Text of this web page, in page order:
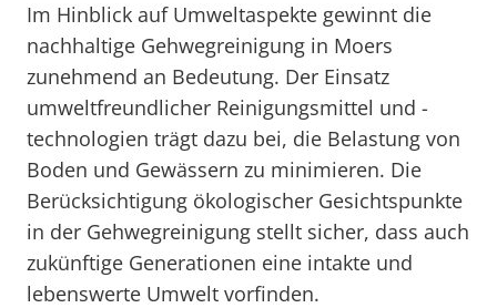
Im Hinblick auf Umweltaspekte gewinnt die
nachhaltige Gehwegreinigung in Moers
zunehmend an Bedeutung. Der Einsatz
umweltfreundlicher Reinigungsmittel und -
technologien trägt dazu bei, die Belastung von
Boden und Gewässern zu minimieren. Die
Berücksichtigung ökologischer Gesichtspunkte
in der Gehwegreinigung stellt sicher, dass auch
zukünftige Generationen eine intakte und
lebenswerte Umwelt vorfinden.